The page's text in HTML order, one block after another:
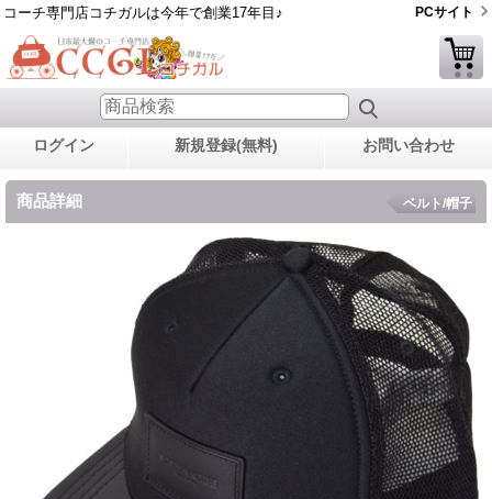
コーチ専門店コチガルは今年で創業17年目♪ PCサイト
ログイン 新規登録(無料) お問い合わせ
商品詳細 ベルト/帽子